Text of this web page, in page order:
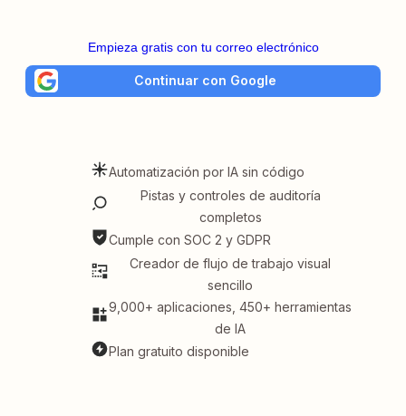
Empieza gratis con tu correo electrónico
Continuar con Google
Automatización por IA sin código
Pistas y controles de auditoría
completos
Cumple con SOC 2 y GDPR
Creador de flujo de trabajo visual
sencillo
9,000+ aplicaciones, 450+ herramientas
de IA
Plan gratuito disponible